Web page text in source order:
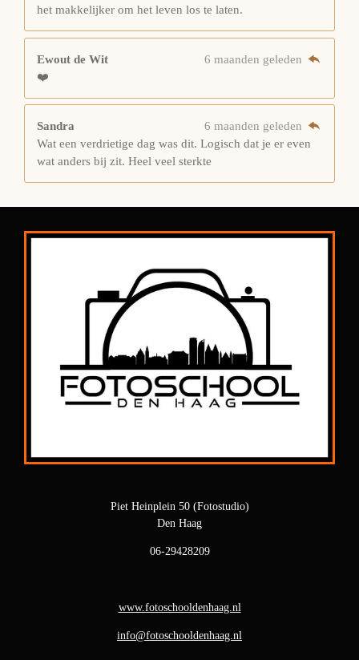
het makkelijker om het leven los te laten.
Ewout de Wit
6 maanden geleden
❤️
Sandra
6 maanden geleden
Wat een verdrietige dag was dit. Logisch dat je er even
wat anders bij zit. Heel veel sterkte
Piet Heinplein 50 (Fotostudio)
Den Haag
06-29428209
www.fotoschooldenhaag.nl
info@fotoschooldenhaag.nl